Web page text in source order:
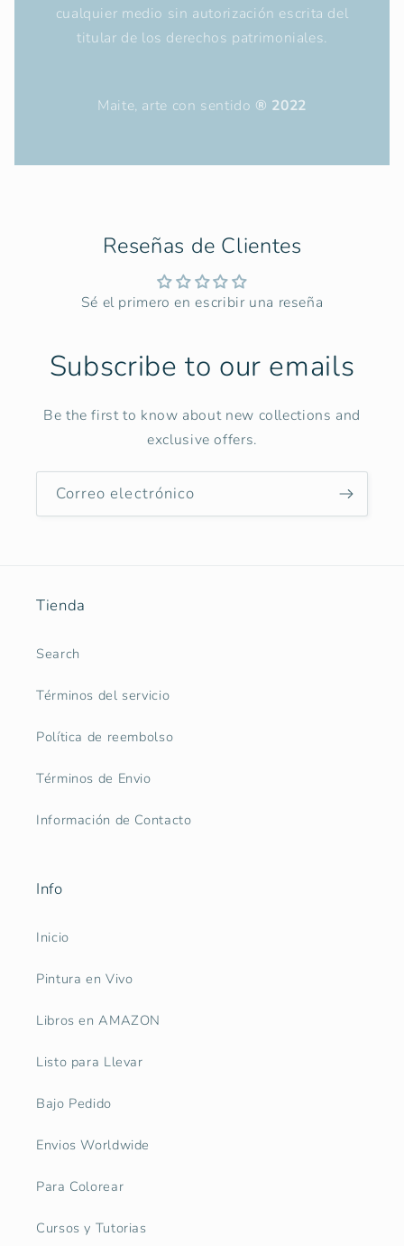
cualquier medio sin autorización escrita del
titular de los derechos patrimoniales.
Maite, arte con sentido ® 2022
Reseñas de Clientes
Sé el primero en escribir una reseña
Subscribe to our emails
Be the first to know about new collections and
exclusive offers.
Correo electrónico
Tienda
Search
Términos del servicio
Política de reembolso
Términos de Envio
Información de Contacto
Info
Inicio
Pintura en Vivo
Libros en AMAZON
Listo para Llevar
Bajo Pedido
Envios Worldwide
Para Colorear
Cursos y Tutorias